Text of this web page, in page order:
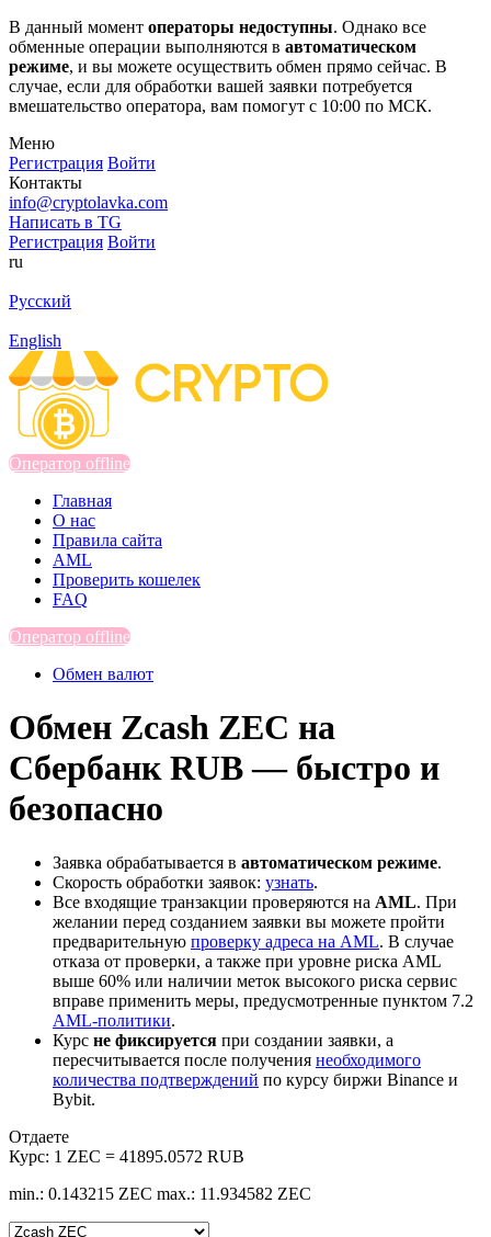
В данный момент операторы недоступны. Однако все
обменные операции выполняются в автоматическом
режиме, и вы можете осуществить обмен прямо сейчас. В
случае, если для обработки вашей заявки потребуется
вмешательство оператора, вам помогут с 10:00 по МСК.
Меню
Регистрация Войти
Контакты
info@cryptolavka.com
Написать в TG
Регистрация Войти
ru
Русский
English
Оператор offline
Главная
О нас
Правила сайта
AML
Проверить кошелек
FAQ
Оператор offline
Обмен валют
Обмен Zcash ZEC на
Сбербанк RUB — быстро и
безопасно
Заявка обрабатывается в автоматическом режиме.
Скорость обработки заявок: узнать.
Все входящие транзакции проверяются на AML. При
желании перед созданием заявки вы можете пройти
предварительную проверку адреса на AML. В случае
отказа от проверки, а также при уровне риска AML
выше 60% или наличии меток высокого риска сервис
вправе применить меры, предусмотренные пунктом 7.2
AML-политики.
Курс не фиксируется при создании заявки, а
пересчитывается после получения необходимого
количества подтверждений по курсу биржи Binance и
Bybit.
Отдаете
Курс: 1 ZEC = 41895.0572 RUB
min.: 0.143215 ZEC max.: 11.934582 ZEC